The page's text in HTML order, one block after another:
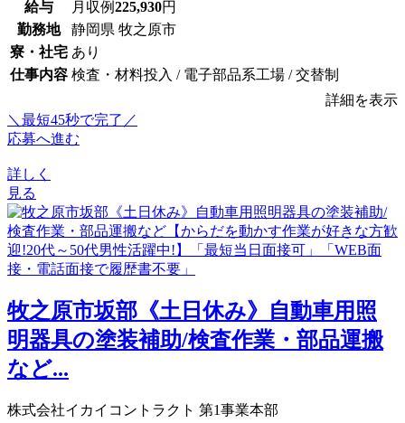
給与 月収例225,930円
勤務地
静岡県 牧之原市
寮・社宅 あり
仕事内容 検査・材料投入 / 電子部品系工場 / 交替制
詳細を表示
＼最短45秒で完了／
応募へ進む
詳しく
見る
牧之原市坂部《土日休み》自動車用照
明器具の塗装補助/検査作業・部品運搬
など...
株式会社イカイコントラクト 第1事業本部